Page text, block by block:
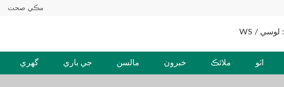
مڪي صحت
گهري جي باري مالسن خبرون ملائڪ اٽو